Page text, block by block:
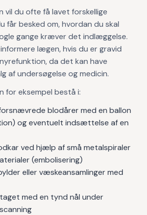
vil du ofte få lavet forskellige
får besked om, hvordan du skal
gange kræver det indlæggelse.
lægen, hvis du er gravid
da det kan have
af undersøgelse og medicin.
for eksempel bestå i:
blodårer med en ballon
og eventuelt indsættelse af en
ved hjælp af små metalspiraler
(embolisering)
eller væskeansamlinger med
med en tynd nål under